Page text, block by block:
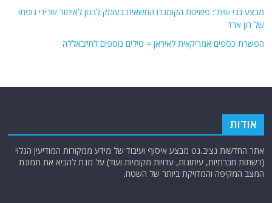
מבצע נבי שית': פשיטת הקומנדו החשאית בעומק לבנון לאיתור שרידי גופתו
של רון ארד
הפשרת כספים אמריקאית לאיראן = טילים נוספים לחיזבאללה
אודות
אתר החדשות נציב.נט מבצע איסוף ועיבוד של מידע ממקורות המודיעין הגלוי
(רשתות חברתיות, עיתונות, עדויות מקומיות ועוד) על מנת להביא את תמונת
המצב המקיפה והמדויקת ביותר של השטח.